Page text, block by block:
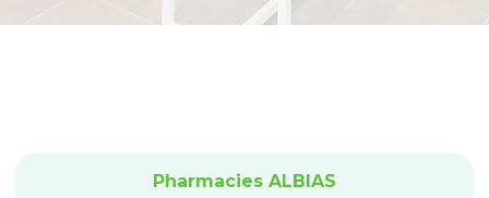
Pharmacies ALBIAS